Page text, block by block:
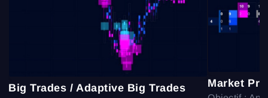
Big Trades / Adaptive Big Trades Market
Connexion
Réinitialiser le mot de passe
Saisis ton adresse e-mail et nous t’enverrons un lien
Inscription